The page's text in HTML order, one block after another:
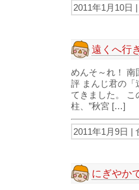
2011年1月10日 |
遠くへ行
めんそ～れ！ 南
評 まんじ君の「
てきました。 こ
柱、”秋宮 […]
2011年1月9日 |
にぎやか